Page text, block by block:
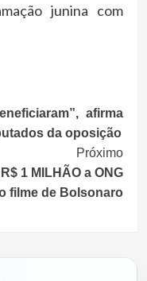
junina com
afirma
da oposição
Próximo
1 MILHÃO a ONG
filme de Bolsonaro